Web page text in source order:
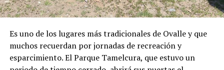
Es uno de los lugares más tradicionales de Ovalle y que
muchos recuerdan por jornadas de recreación y
esparcimiento. El Parque Tamelcura, que estuvo un